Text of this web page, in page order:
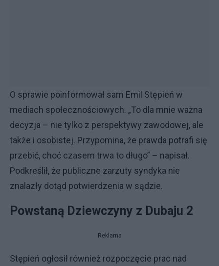
O sprawie poinformował sam Emil Stępień w
mediach społecznościowych. „To dla mnie ważna
decyzja – nie tylko z perspektywy zawodowej, ale
także i osobistej. Przypomina, że prawda potrafi się
przebić, choć czasem trwa to długo” – napisał.
Podkreślił, że publiczne zarzuty syndyka nie
znalazły dotąd potwierdzenia w sądzie.
Powstaną Dziewczyny z Dubaju 2
Reklama
Stępień ogłosił również rozpoczęcie prac nad